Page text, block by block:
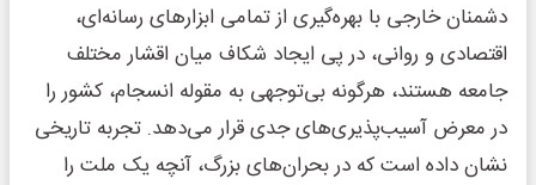
دشمنان خارجی با بهره‌گیری از تمامی ابزارهای رسانه‌ای،
اقتصادی و روانی، در پی ایجاد شکاف میان اقشار مختلف
جامعه هستند، هرگونه بی‌توجهی به مقوله انسجام، کشور را
در معرض آسیب‌پذیری‌های جدی قرار می‌دهد. تجربه تاریخی
نشان داده است که در بحران‌های بزرگ، آنچه یک ملت را